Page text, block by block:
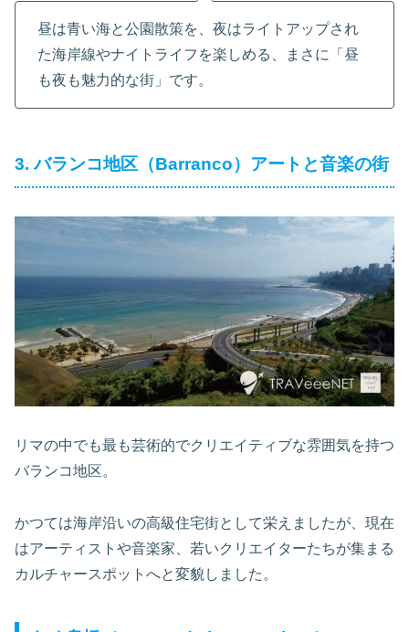
昼は青い海と公園散策を、夜はライトアップされ
た海岸線やナイトライフを楽しめる、まさに「昼
も夜も魅力的な街」です。
3. バランコ地区（Barranco）アートと音楽の街
リマの中でも最も芸術的でクリエイティブな雰囲気を持つ
バランコ地区。
かつては海岸沿いの高級住宅街として栄えましたが、現在
はアーティストや音楽家、若いクリエイターたちが集まる
カルチャースポットへと変貌しました。